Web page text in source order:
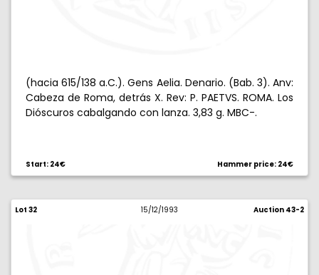
(hacia 615/138 a.C.). Gens Aelia. Denario. (Bab. 3). Anv:
Cabeza de Roma, detrás X. Rev: P. PAETVS. ROMA. Los
Dióscuros cabalgando con lanza. 3,83 g. MBC-.
Start: 24€ Hammer price: 24€
Lot 32 15/12/1993 Auction 43-2